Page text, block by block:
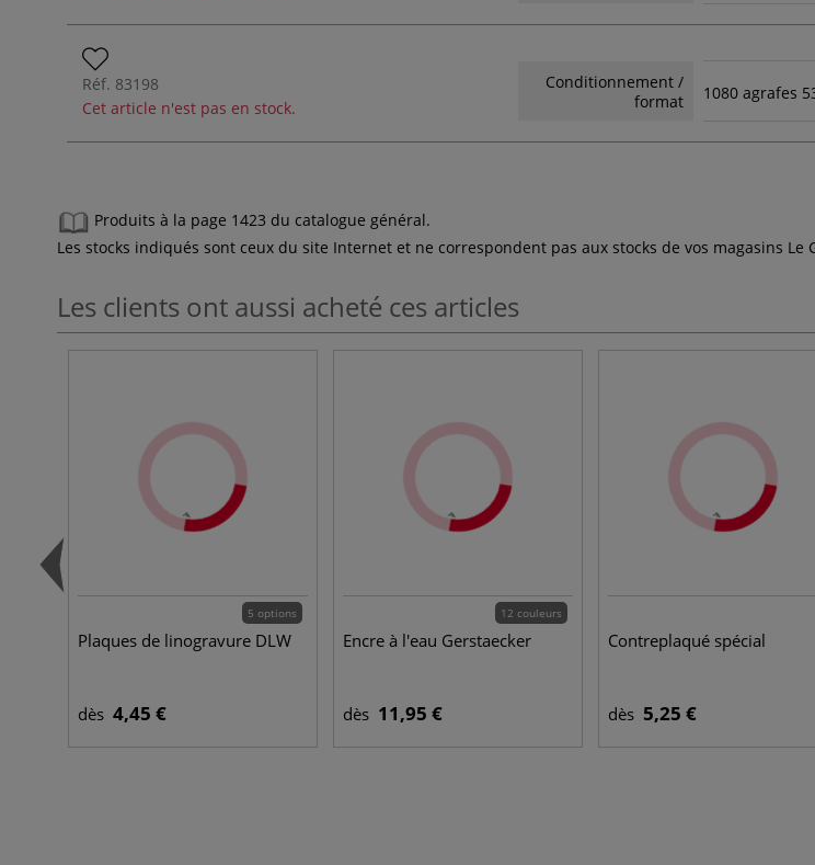
Réf. 83198
Cet article n'est pas en stock.
Conditionnement /
format
1080 agrafes
Produits à la page 1423 du catalogue général.
Les stocks indiqués sont ceux du site Internet et ne correspondent pas aux stocks de vos magasins Le
Les clients ont aussi acheté ces articles
5 options
Plaques de linogravure DLW
dès 4,45 €
12 couleurs
Encre à l'eau Gerstaecker
dès 11,95 €
Contreplaqué spécial
dès 5,25 €